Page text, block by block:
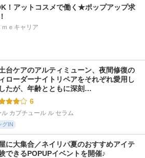
！アットコスメで働く★ポップアップ求
ｍｅキャリア
台ケアのアルティミューン、夜間修復の
ローダーナイトリペアをそれぞれ愛用し
たが、年齢とともに深刻…
6
ル カプチュール ル セラム
グIN
に大集合／ネイリパ夏のおすすめアイテ
できるPOPUPイベントを開催♪